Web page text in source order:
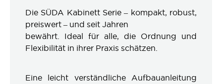
Die SÜDA Kabinett Serie – kompakt, robust,
preiswert – und seit Jahren
bewährt. Ideal für alle, die Ordnung und
Flexibilität in ihrer Praxis schätzen.
Eine leicht verständliche Aufbauanleitung